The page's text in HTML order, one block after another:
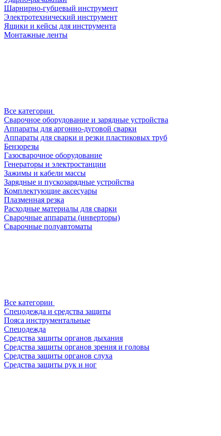
Шарнирно-губцевый инструмент
Электротехнический инструмент
Ящики и кейсы для инструмента
Монтажные ленты
Все категории
Сварочное оборудование и зарядные устройства
Аппараты для аргонно-дуговой сварки
Аппараты для сварки и резки пластиковых труб
Бензорезы
Газосварочное оборудование
Генераторы и электростанции
Зажимы и кабели массы
Зарядные и пускозарядные устройства
Комплектующие аксесуары
Плазменная резка
Расходные материалы для сварки
Сварочные аппараты (инверторы)
Сварочные полуавтоматы
Все категории
Спецодежда и средства защиты
Пояса инструментальные
Спецодежда
Средства защиты органов дыхания
Средства защиты органов зрения и головы
Средства защиты органов слуха
Средства защиты рук и ног